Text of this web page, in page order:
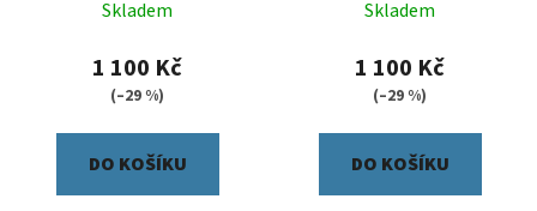
Skladem
1 100 Kč
(–29 %)
DO KOŠÍKU
Skladem
1 100 Kč
(–29 %)
DO KOŠÍKU